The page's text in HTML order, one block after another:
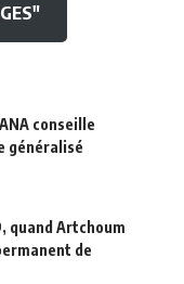
conseille
généralisé
quand Artchoum
de